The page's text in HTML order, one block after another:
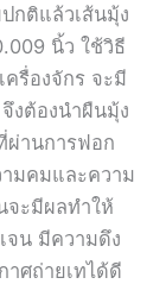
กติแล้วเส้นมุ้ง
นิ้ว ใช้วิธี
รื่องจักร จะมี
งต้องนำผืนมุ้ง
ผ่านการฟอก
มคมและความ
จะมีผลทำให้
จน มีความดึง
าศถ่ายเทได้ดี